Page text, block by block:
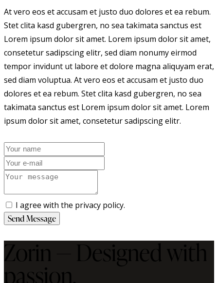
At vero eos et accusam et justo duo dolores et ea rebum.
Stet clita kasd gubergren, no sea takimata sanctus est
Lorem ipsum dolor sit amet. Lorem ipsum dolor sit amet,
consetetur sadipscing elitr, sed diam nonumy eirmod
tempor invidunt ut labore et dolore magna aliquyam erat,
sed diam voluptua. At vero eos et accusam et justo duo
dolores et ea rebum. Stet clita kasd gubergren, no sea
takimata sanctus est Lorem ipsum dolor sit amet. Lorem
ipsum dolor sit amet, consetetur sadipscing elitr.
I agree with the privacy policy.
Send Message
Zorin — Designed with
passion.